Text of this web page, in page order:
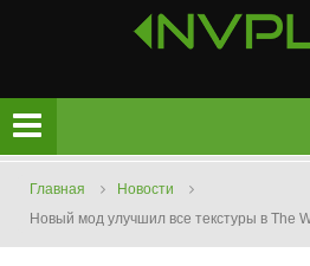
Главная
Новости
Новый мод улучшил все текстуры в The